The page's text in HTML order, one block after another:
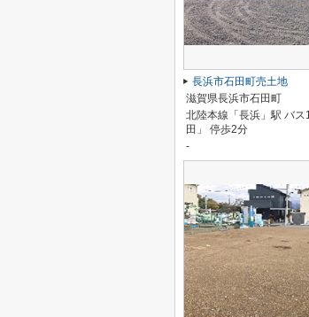
長浜市石田町売土地
滋賀県長浜市石田町
北陸本線「長浜」駅 バス
田」 停歩2分
-